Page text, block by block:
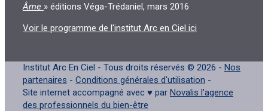
Âme » éditions Véga-Trédaniel, mars 2016
Voir le programme de l'institut Arc en Ciel ici
Institut Arc En Ciel - Tous droits réservés © 2026 - Nos
partenaires - Conditions générales d'utilisation -
Site internet accompagné avec ♥ par Novalis l'agence
des professionnels du bien-être